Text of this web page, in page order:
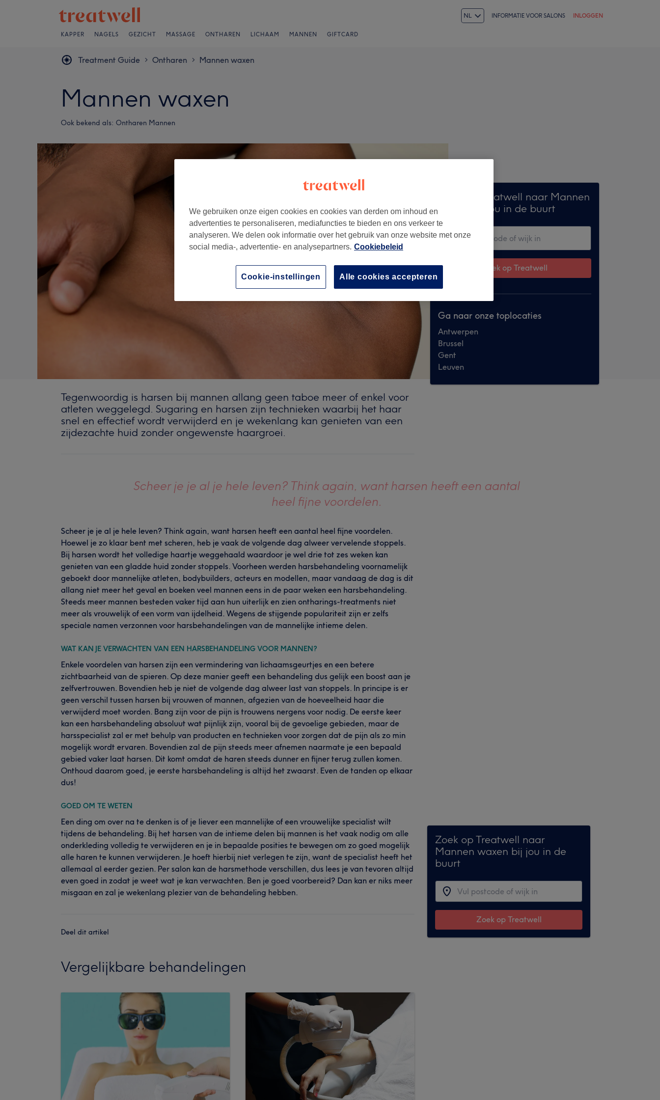
NL INFORMATIE VOOR SALONS INLOGGEN
KAPPER NAGELS GEZICHT MASSAGE ONTHAREN LICHAAM MANNEN GIFTCARD
Treatment Guide > Ontharen > Mannen waxen
Mannen waxen
Ook bekend als: Ontharen Mannen
Zoek op Treatwell naar Mannen
waxen bij jou in de buurt
Zoek op Treatwell
Ga naar onze toplocaties
Antwerpen
Brussel
Gent
Leuven
Tegenwoordig is harsen bij mannen allang geen taboe meer of enkel voor
atleten weggelegd. Sugaring en harsen zijn technieken waarbij het haar
snel en effectief wordt verwijderd en je wekenlang kan genieten van een
zijdezachte huid zonder ongewenste haargroei.
Scheer je je al je hele leven? Think again, want harsen heeft een aantal
heel fijne voordelen.
Scheer je je al je hele leven? Think again, want harsen heeft een aantal heel fijne voordelen.
Hoewel je zo klaar bent met scheren, heb je vaak de volgende dag alweer vervelende stoppels.
Bij harsen wordt het volledige haartje weggehaald waardoor je wel drie tot zes weken kan
genieten van een gladde huid zonder stoppels. Voorheen werden harsbehandeling voornamelijk
geboekt door mannelijke atleten, bodybuilders, acteurs en modellen, maar vandaag de dag is dit
allang niet meer het geval en boeken veel mannen eens in de paar weken een harsbehandeling.
Steeds meer mannen besteden vaker tijd aan hun uiterlijk en zien ontharings-treatments niet
meer als vrouwelijk of een vorm van ijdelheid. Wegens de stijgende populariteit zijn er zelfs
speciale namen verzonnen voor harsbehandelingen van de mannelijke intieme delen.
WAT KAN JE VERWACHTEN VAN EEN HARSBEHANDELING VOOR MANNEN?
Enkele voordelen van harsen zijn een vermindering van lichaamsgeurtjes en een betere
zichtbaarheid van de spieren. Op deze manier geeft een behandeling dus gelijk een boost aan je
zelfvertrouwen. Bovendien heb je niet de volgende dag alweer last van stoppels. In principe is er
geen verschil tussen harsen bij vrouwen of mannen, afgezien van de hoeveelheid haar die
verwijderd moet worden. Bang zijn voor de pijn is trouwens nergens voor nodig. De eerste keer
kan een harsbehandeling absoluut wat pijnlijk zijn, vooral bij de gevoelige gebieden, maar de
harsspecialist zal er met behulp van producten en technieken voor zorgen dat de pijn als zo min
mogelijk wordt ervaren. Bovendien zal de pijn steeds meer afnemen naarmate je een bepaald
gebied vaker laat harsen. Dit komt omdat de haren steeds dunner en fijner terug zullen komen.
Onthoud daarom goed, je eerste harsbehandeling is altijd het zwaarst. Even de tanden op elkaar
dus!
GOED OM TE WETEN
Een ding om over na te denken is of je liever een mannelijke of een vrouwelijke specialist wilt
tijdens de behandeling. Bij het harsen van de intieme delen bij mannen is het vaak nodig om alle
onderkleding volledig te verwijderen en je in bepaalde posities te bewegen om zo goed mogelijk
alle haren te kunnen verwijderen. Je hoeft hierbij niet verlegen te zijn, want de specialist heeft het
allemaal al eerder gezien. Per salon kan de harsmethode verschillen, dus lees je van tevoren altijd
even goed in zodat je weet wat je kan verwachten. Ben je goed voorbereid? Dan kan er niks meer
misgaan en zal je wekenlang plezier van de behandeling hebben.
Deel dit artikel
Zoek op Treatwell naar
Mannen waxen bij jou in de
buurt
Zoek op Treatwell
Vergelijkbare behandelingen
We gebruiken onze eigen cookies en cookies van derden om inhoud en
advertenties te personaliseren, mediafuncties te bieden en ons verkeer te
analyseren. We delen ook informatie over het gebruik van onze website met onze
social media-, advertentie- en analysepartners. Cookiebeleid
Alle cookies accepteren
Cookie-instellingen